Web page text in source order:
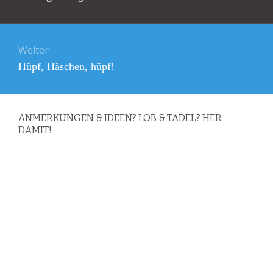
Weiter
Nächster
Hüpf, Häschen, hüpf!
ANMERKUNGEN & IDEEN? LOB & TADEL? HER
DAMIT!